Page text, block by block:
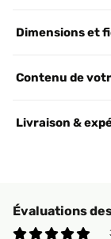
Dimensions et
Contenu de
Livraison &
Évaluations